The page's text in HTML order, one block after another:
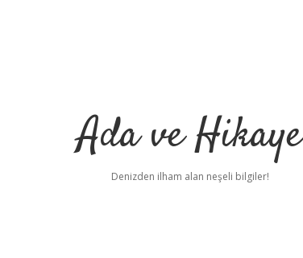
Ada ve Hikaye
Denizden ilham alan neşeli bilgiler!